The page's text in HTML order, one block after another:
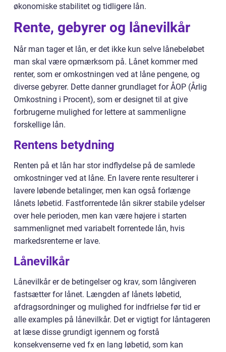
økonomiske stabilitet og tidligere lån.
Rente, gebyrer og lånevilkår
Når man tager et lån, er det ikke kun selve lånebeløbet
man skal være opmærksom på. Lånet kommer med
renter, som er omkostningen ved at låne pengene, og
diverse gebyrer. Dette danner grundlaget for ÅOP (Årlig
Omkostning i Procent), som er designet til at give
forbrugerne mulighed for lettere at sammenligne
forskellige lån.
Rentens betydning
Renten på et lån har stor indflydelse på de samlede
omkostninger ved at låne. En lavere rente resulterer i
lavere løbende betalinger, men kan også forlænge
lånets løbetid. Fastforrentede lån sikrer stabile ydelser
over hele perioden, men kan være højere i starten
sammenlignet med variabelt forrentede lån, hvis
markedsrenterne er lave.
Lånevilkår
Lånevilkår er de betingelser og krav, som långiveren
fastsætter for lånet. Længden af lånets løbetid,
afdragsordninger og mulighed for indfrielse før tid er
alle examples på lånevilkår. Det er vigtigt for låntageren
at læse disse grundigt igennem og forstå
konsekvenserne ved fx en lang løbetid, som kan